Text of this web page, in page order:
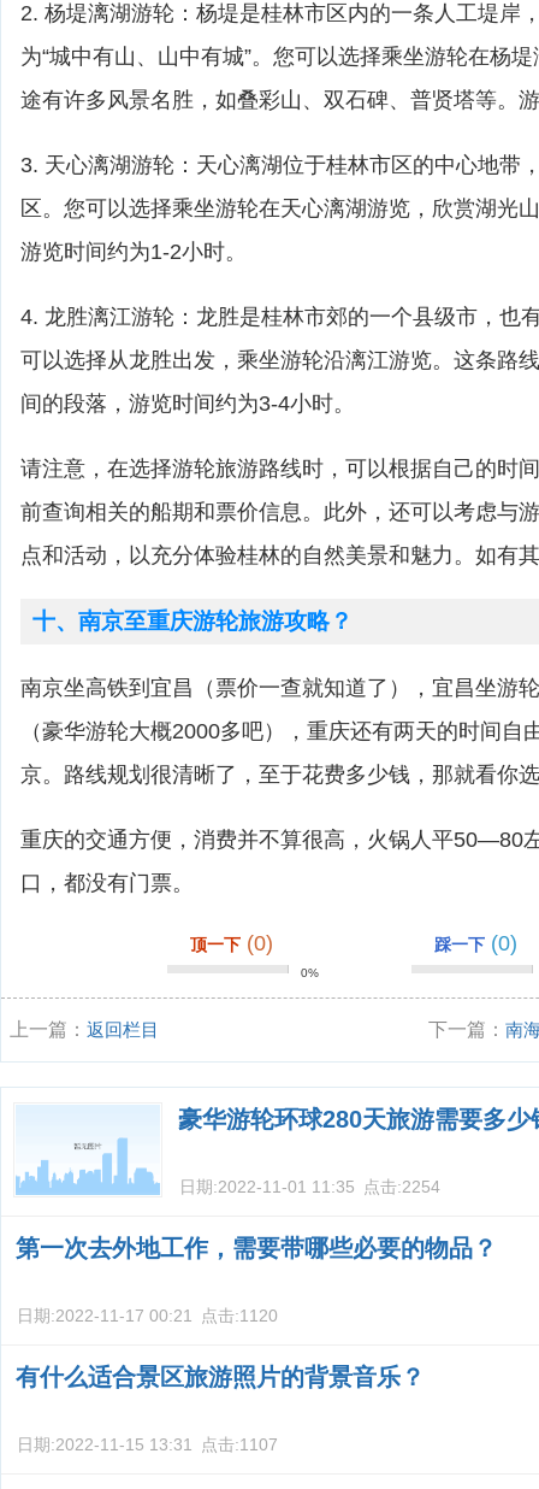
2. 杨堤漓湖游轮：杨堤是桂林市区内的一条人工堤岸
为“城中有山、山中有城”。您可以选择乘坐游轮在杨
途有许多风景名胜，如叠彩山、双石碑、普贤塔等。
3. 天心漓湖游轮：天心漓湖位于桂林市区的中心地带
区。您可以选择乘坐游轮在天心漓湖游览，欣赏湖光
游览时间约为1-2小时。
4. 龙胜漓江游轮：龙胜是桂林市郊的一个县级市，也
可以选择从龙胜出发，乘坐游轮沿漓江游览。这条路
间的段落，游览时间约为3-4小时。
请注意，在选择游轮旅游路线时，可以根据自己的时
前查询相关的船期和票价信息。此外，还可以考虑与
点和活动，以充分体验桂林的自然美景和魅力。如有
十、南京至重庆游轮旅游攻略？
南京坐高铁到宜昌（票价一查就知道了），宜昌坐游
（豪华游轮大概2000多吧），重庆还有两天的时间自
京。路线规划很清晰了，至于花费多少钱，那就看你
重庆的交通方便，消费并不算很高，火锅人平50―80
口，都没有门票。
顶一下 (0)
0%
踩一下 (0)
上一篇： 返回栏目 下一篇：南
豪华游轮环球280天旅游需要多少
日期:2022-11-01 11:35 点击:2254
第一次去外地工作，需要带哪些必要的物品？
日期:2022-11-17 00:21 点击:1120
有什么适合景区旅游照片的背景音乐？
日期:2022-11-15 13:31 点击:1107